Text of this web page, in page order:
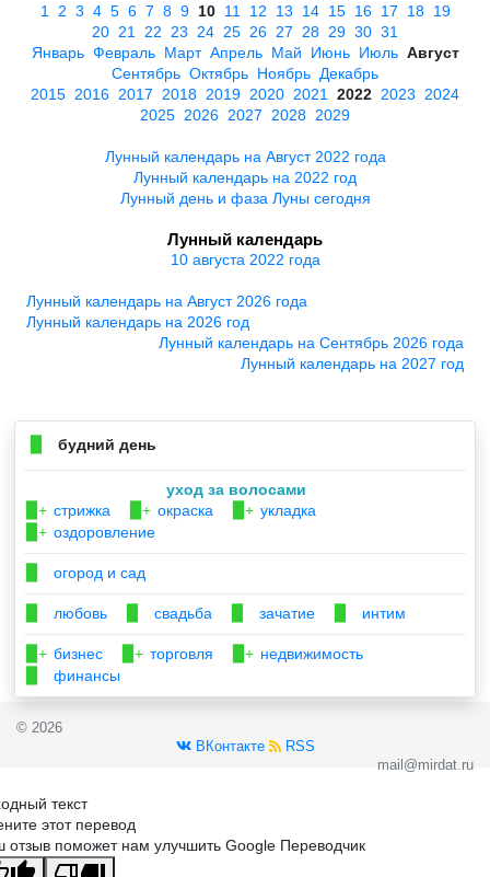
1
2 3 4 5 6 7 8 9 10 11 12 13 14 15 16 17 18 19
20 21 22 23 24 25 26 27 28 29 30 31
Январь Февраль Март Апрель Май Июнь Июль Август
Сентябрь Октябрь Ноябрь Декабрь
2015 2016 2017 2018 2019 2020 2021 2022 2023
2024
2025 2026 2027 2028 2029
Лунный календарь на Август 2022 года
Лунный календарь на 2022 год
Лунный день и фаза Луны сегодня
Лунный календарь
10 августа 2022 года
Лунный календарь на Август 2026 года
Лунный календарь на 2026 год
Лунный календарь на Сентябрь 2026 года
Лунный календарь на 2027 год
будний день
уход за волосами
▉+ стрижка ▉+ окраска ▉+ укладка
▉+ оздоровление
огород и сад
любовь свадьба зачатие интим
▉+ бизнес ▉+ торговля ▉+ недвижимость
финансы
© 2026
ВКонтакте
RSS
mail@mirdat.ru
текст
этот перевод
отзыв поможет нам улучшить Google Переводчик